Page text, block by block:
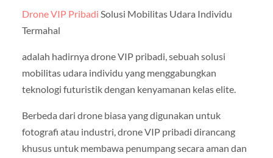
Drone VIP Pribadi Solusi Mobilitas Udara Individu
Termahal
adalah hadirnya drone VIP pribadi, sebuah solusi
mobilitas udara individu yang menggabungkan
teknologi futuristik dengan kenyamanan kelas elite.
Berbeda dari drone biasa yang digunakan untuk
fotografi atau industri, drone VIP pribadi dirancang
khusus untuk membawa penumpang secara aman dan